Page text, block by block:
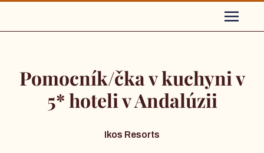
Pomocník/čka v kuchyni v
5* hoteli v Andalúzii
Ikos Resorts